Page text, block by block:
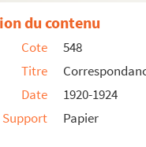
du contenu
Cote
548
Titre
Date
1920-1924
Support
Papier